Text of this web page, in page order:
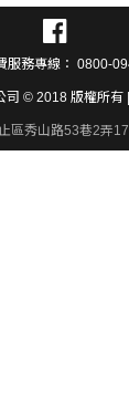
服務專線： 0800-
司 © 2018 版權所有
區秀山路53巷2弄